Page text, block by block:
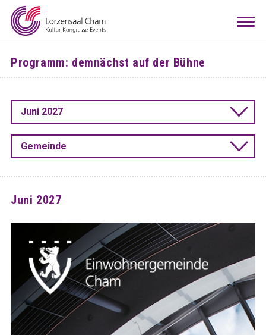
Mieten
Besuchen
Infos
Kontakt Anreise Downloads Raumkonfigurator DE EN
Programm: demnächst auf der Bühne
Juni 2027
Gemeinde
Juni 2027